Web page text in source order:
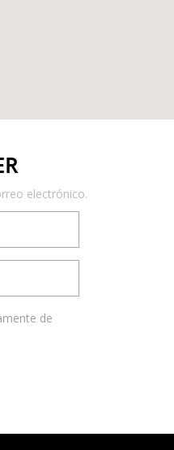
electrónico.
de